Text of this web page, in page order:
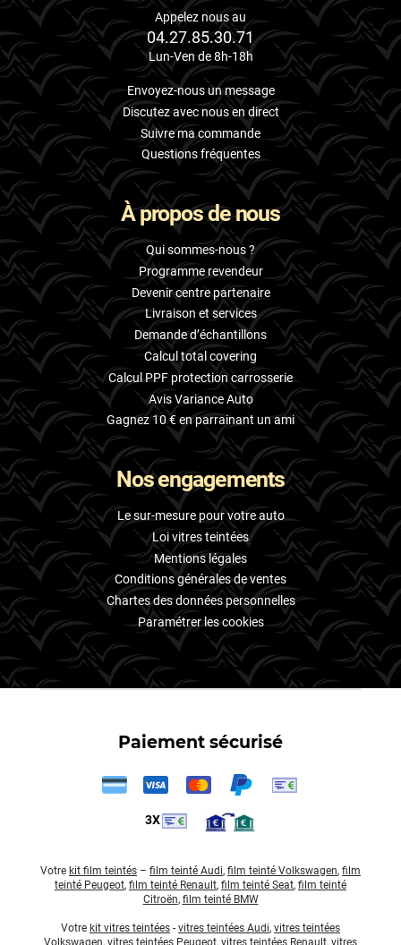
Appelez nous au
04.27.85.30.71
Lun-Ven de 8h-18h
Envoyez-nous un message
Discutez avec nous en direct
Suivre ma commande
Questions fréquentes
À propos de nous
Qui sommes-nous ?
Programme revendeur
Devenir centre partenaire
Livraison et services
Demande d’échantillons
Calcul total covering
Calcul PPF protection carrosserie
Avis Variance Auto
Gagnez 10 € en parrainant un ami
Nos engagements
Le sur-mesure pour votre auto
Loi vitres teintées
Mentions légales
Conditions générales de ventes
Chartes des données personnelles
Paramétrer les cookies
Paiement sécurisé
3X
Votre kit film teintés – film teinté Audi, film teinté Volkswagen, film
teinté Peugeot, film teinté Renault, film teinté Seat, film teinté
Citroën, film teinté BMW
Votre kit vitres teintées - vitres teintées Audi, vitres teintées
Volkswagen, vitres teintées Peugeot, vitres teintées Renault, vitres